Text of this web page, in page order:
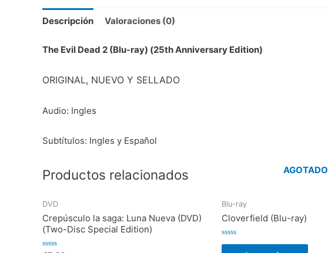
Descripción Valoraciones (0)
The Evil Dead 2 (Blu-ray) (25th Anniversary Edition)
ORIGINAL, NUEVO Y SELLADO
Audio: Ingles
Subtítulos: Ingles y Español
Productos relacionados
DVD
Crepúsculo la saga: Luna Nueva (DVD)
(Two-Disc Special Edition)
AGOTADO
Blu-ray
Cloverfield (Blu-ray)
V